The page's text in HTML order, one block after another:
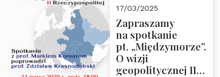
“Rosja-Niemcy…”
17/03/2025
Zapraszamy
na spotkanie
pt. „Międzymorze”.
O wizji
geopolitycznej II